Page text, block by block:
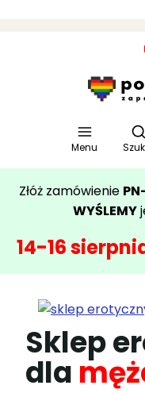
Menu
Złóż zamówienie
WYŚLEMY
14-16
Sklep
dla